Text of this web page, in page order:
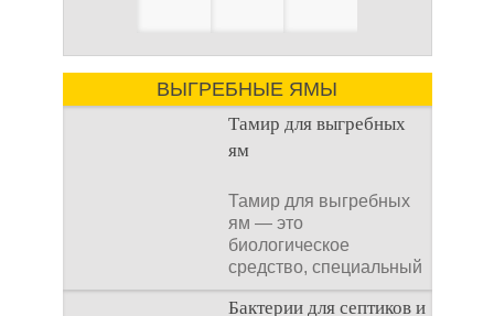
ВЫГРЕБНЫЕ ЯМЫ
Тамир для выгребных
ям
Тамир для выгребных
ям — это
биологическое
средство, специальный
концентрат, который
используется
Бактерии для септиков и